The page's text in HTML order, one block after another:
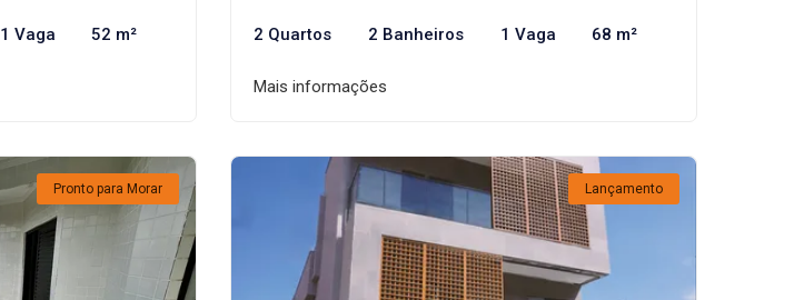
1 Vaga 52 m² 2 Quartos 2 Banheiros 1 Vaga 68 m²
Mais informações
Pronto para Morar Lançamento